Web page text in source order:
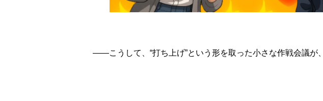
――こうして、“打ち上げ”という形を取った小さな作戦会議が